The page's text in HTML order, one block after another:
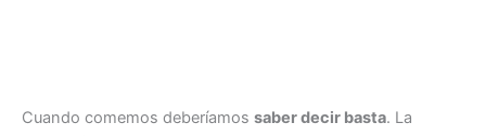
Cuando comemos deberíamos saber decir basta. La